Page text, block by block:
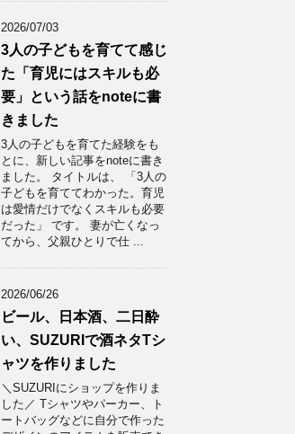
2026/07/03
3人の子どもを育てて感じ
た「育児にはスキルも必
要」という話をnoteに書
きました
3人の子どもを育てた経験をも
とに、新しい記事をnoteに書き
ました。 タイトルは、 「3人の
子どもを育ててわかった。育児
は愛情だけでなくスキルも必要
だった」 です。 妻が亡くなっ
てから、父親ひとりで仕 ...
2026/06/26
ビール、日本酒、二日酔
い、SUZURIで酒ネタTシ
ャツを作りました
＼SUZURIにショップを作りま
した／ Tシャツやパーカー、ト
ートバッグなどに自分で作った